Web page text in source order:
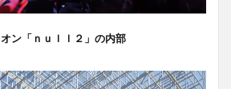
ン「ｎｕｌｌ２」の内部